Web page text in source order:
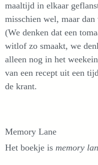
maaltijd in elkaar
misschien wel, maar
(We denken dat een
witlof zo smaakt, we
alleen nog in het
van een recept uit een
de krant.
Memory Lane
Het boekje is memory